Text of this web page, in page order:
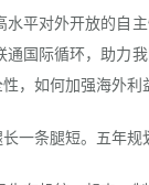
对外开放的自
国际循环，助力
，如何加强海外利
条腿短。五年规